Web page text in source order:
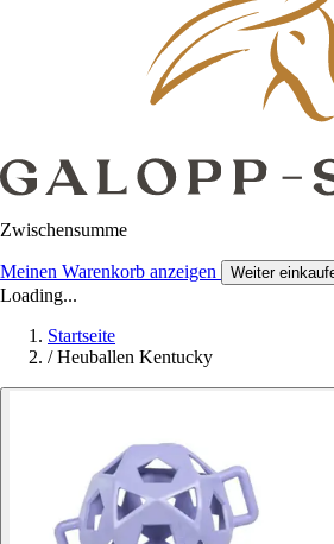
Zwischensumme
Meinen Warenkorb anzeigen Weiter
Loading...
Startseite
/ Heuballen Kentucky